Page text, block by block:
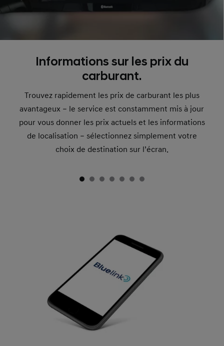
Informations sur les prix du
carburant.
Trouvez rapidement les prix de carburant les plus
avantageux – le service est constamment mis à jour
pour vous donner les prix actuels et les informations
de localisation – sélectionnez simplement votre
choix de destination sur l’écran.